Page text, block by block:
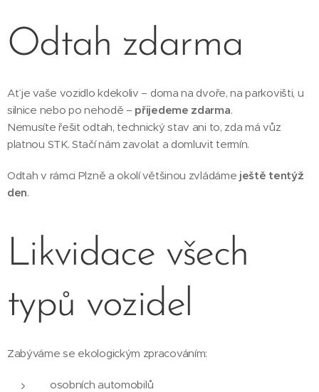
Odtah zdarma
Ať je vaše vozidlo kdekoliv – doma na dvoře, na parkovišti, u
silnice nebo po nehodě – přijedeme zdarma.
Nemusíte řešit odtah, technický stav ani to, zda má vůz
platnou STK. Stačí nám zavolat a domluvit termín.
Odtah v rámci Plzně a okolí většinou zvládáme ještě tentýž
den.
Likvidace všech
typů vozidel
Zabýváme se ekologickým zpracováním:
osobních automobilů